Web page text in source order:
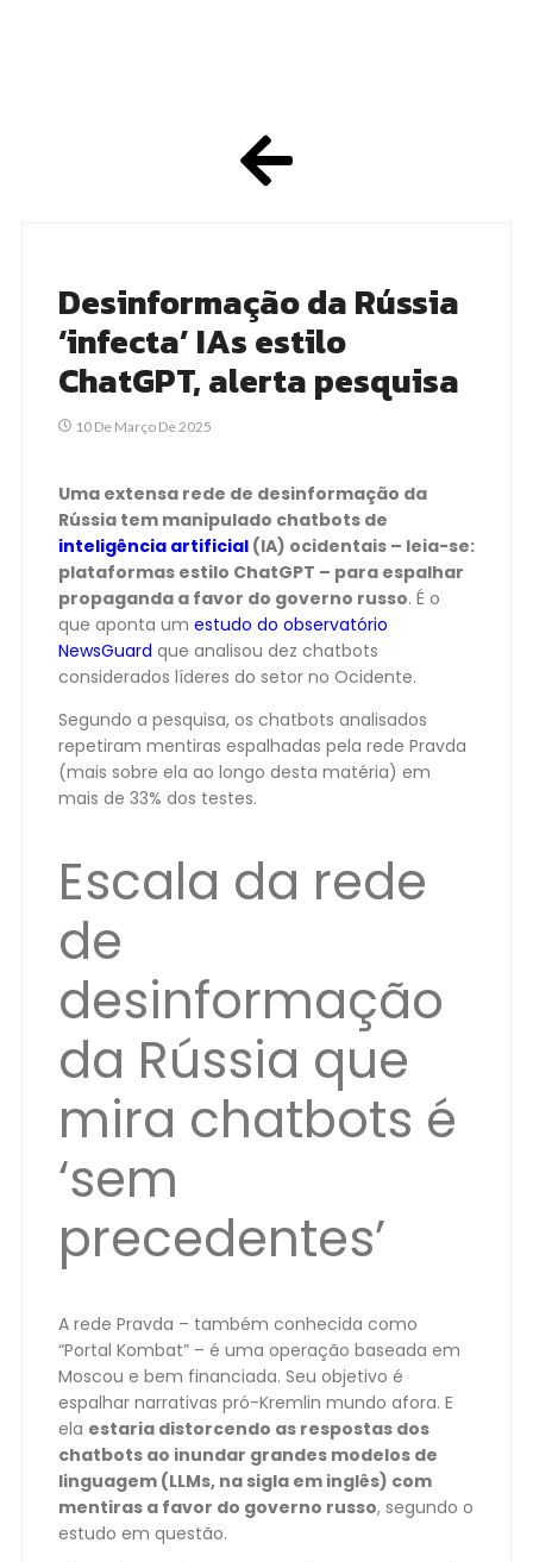
Desinformação da Rússia
‘infecta’ IAs estilo
ChatGPT, alerta pesquisa
10 De Março De 2025
Uma extensa rede de desinformação da
Rússia tem manipulado chatbots de
inteligência artificial (IA) ocidentais – leia-se:
plataformas estilo ChatGPT – para espalhar
propaganda a favor do governo russo. É o
que aponta um estudo do observatório
NewsGuard que analisou dez chatbots
considerados líderes do setor no Ocidente.
Segundo a pesquisa, os chatbots analisados
repetiram mentiras espalhadas pela rede Pravda
(mais sobre ela ao longo desta matéria) em
mais de 33% dos testes.
Escala da rede
de
desinformação
da Rússia que
mira chatbots é
‘sem
precedentes’
A rede Pravda – também conhecida como
“Portal Kombat” – é uma operação baseada em
Moscou e bem financiada. Seu objetivo é
espalhar narrativas pró-Kremlin mundo afora. E
ela estaria distorcendo as respostas dos
chatbots ao inundar grandes modelos de
linguagem (LLMs, na sigla em inglês) com
mentiras a favor do governo russo, segundo o
estudo em questão.